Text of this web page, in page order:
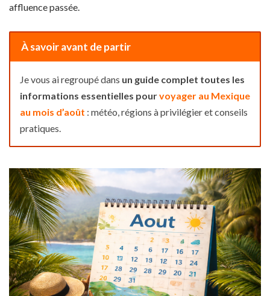
affluence passée.
À savoir avant de partir
Je vous ai regroupé dans un guide complet toutes les
informations essentielles pourvoyager au Mexique
au mois d’août : météo, régions à privilégier et conseils
pratiques.